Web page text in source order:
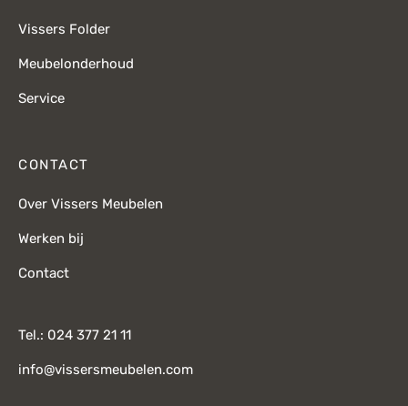
Vissers Folder
Meubelonderhoud
Service
CONTACT
Over Vissers Meubelen
Werken bij
Contact
Tel.: 024 377 21 11
info@vissersmeubelen.com